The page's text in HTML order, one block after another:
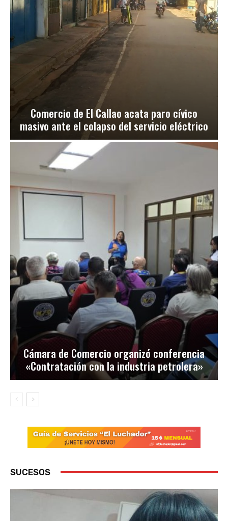
Comercio de El Callao acata paro cívico
masivo ante el colapso del servicio eléctrico
Cámara de Comercio organizó conferencia
«Contratación con la industria petrolera»
SUCESOS